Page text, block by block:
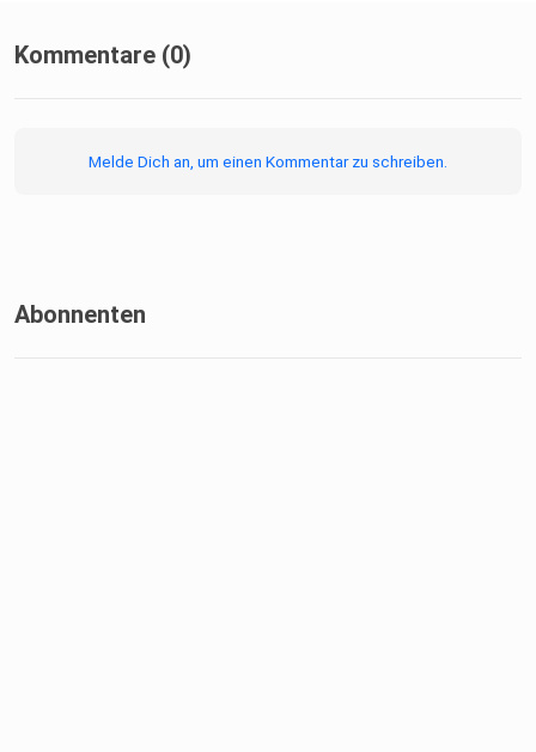
Kommentare (0)
Melde Dich an, um einen Kommentar zu schreiben.
Abonnenten